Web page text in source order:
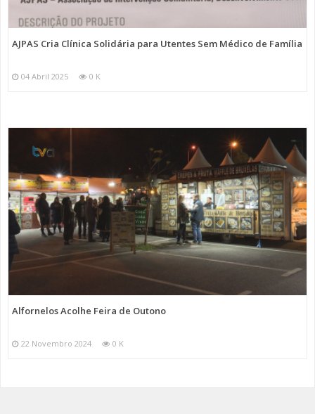
AJPAS Cria Clínica Solidária para Utentes Sem Médico de Família
04 Abril 2025 0 K
Alfornelos Acolhe Feira de Outono
22 Novembro 2024 0 K